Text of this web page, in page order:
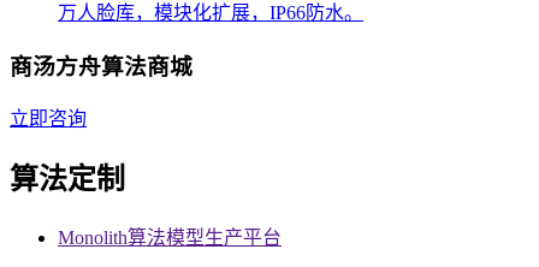
万人脸库，模块化扩展，IP66防水。
商汤方舟算法商城
立即咨询
算法定制
Monolith算法模型生产平台